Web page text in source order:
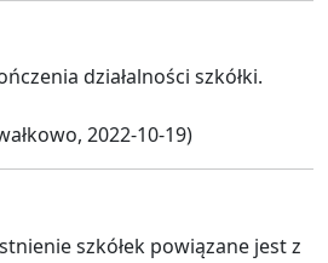
działalności szkółki.
2022-10-19)
szkółek powiązane jest z